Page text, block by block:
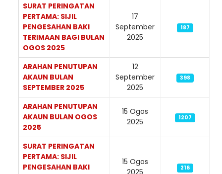
SURAT PERINGATAN
PERTAMA: SIJIL
PENGESAHAN BAKI
TERIMAAN BAGI BULAN
OGOS 2025
17
September
2025
187
ARAHAN PENUTUPAN
AKAUN BULAN
SEPTEMBER 2025
12
September
2025
398
ARAHAN PENUTUPAN
AKAUN BULAN OGOS
2025
15 Ogos
2025
1207
SURAT PERINGATAN
PERTAMA: SIJIL
PENGESAHAN BAKI
15 Ogos
216